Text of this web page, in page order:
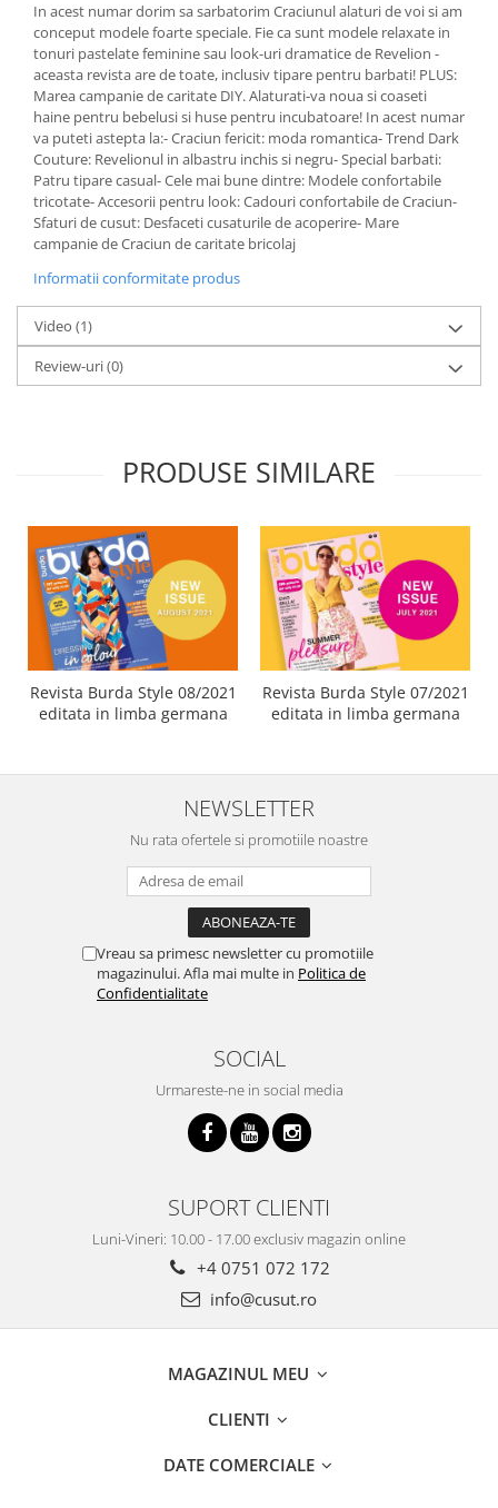
In acest numar dorim sa sarbatorim Craciunul alaturi de voi si am
conceput modele foarte speciale. Fie ca sunt modele relaxate in
tonuri pastelate feminine sau look-uri dramatice de Revelion -
aceasta revista are de toate, inclusiv tipare pentru barbati! PLUS:
Marea campanie de caritate DIY. Alaturati-va noua si coaseti
haine pentru bebelusi si huse pentru incubatoare! In acest numar
va puteti astepta la:- Craciun fericit: moda romantica- Trend Dark
Couture: Revelionul in albastru inchis si negru- Special barbati:
Patru tipare casual- Cele mai bune dintre: Modele confortabile
tricotate- Accesorii pentru look: Cadouri confortabile de Craciun-
Sfaturi de cusut: Desfaceti cusaturile de acoperire- Mare
campanie de Craciun de caritate bricolaj
Informatii conformitate produs
Video (1)
Review-uri(0)
PRODUSE SIMILARE
Revista Burda Style 08/2021
editata in limba germana
Revista Burda Style 07/2021
editata in limba germana
NEWSLETTER
Nu rata ofertele si promotiile noastre
Vreau sa primesc newsletter cu promotiile
magazinului. Afla mai multe in Politica de
Confidentialitate
SOCIAL
Urmareste-ne in social media
SUPORT CLIENTI
Luni-Vineri: 10.00 - 17.00 exclusiv magazin online
+4 0751 072 172
info@cusut.ro
MAGAZINUL MEU
CLIENTI
DATE COMERCIALE